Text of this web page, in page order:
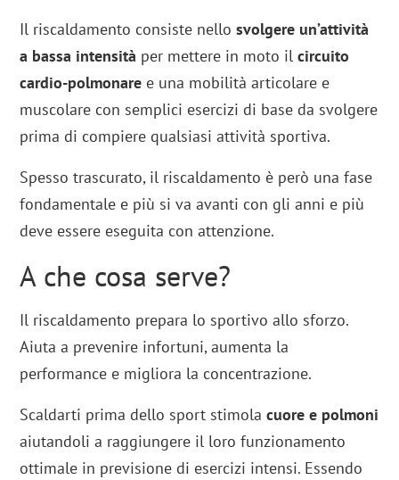
Il riscaldamento consiste nellosvolgere un’attività
a bassa intensità per mettere in moto ilcircuito
cardio-polmonare e una mobilità articolare e
muscolare con semplici esercizi di base da svolgere
prima di compiere qualsiasi attività sportiva.
Spesso trascurato, il riscaldamento è però una fase
fondamentale e più si va avanti con gli anni e più
deve essere eseguita con attenzione.
A che cosa serve?
Il riscaldamento prepara lo sportivo allo sforzo.
Aiuta a prevenire infortuni, aumenta la
performance e migliora la concentrazione.
Scaldarti prima dello sport stimolacuore e polmoni
aiutandoli a raggiungere il loro funzionamento
ottimale in previsione di esercizi intensi. Essendo